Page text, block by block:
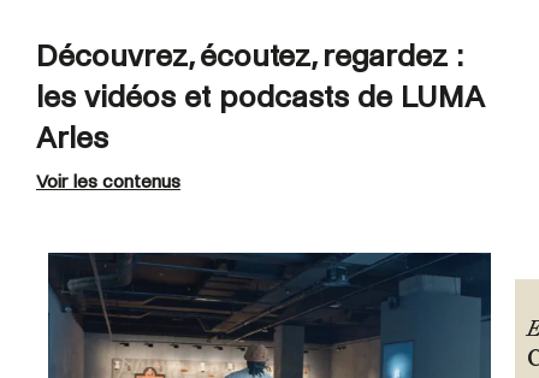
Découvrez, écoutez, regardez :
les vidéos et podcasts de LUMA
Arles
Voir les contenus